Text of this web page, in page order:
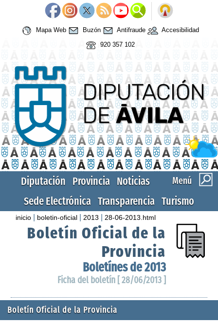
Mapa Web Buzón Antifraude
Accesibilidad
920 357 102
Menú
Diputación Provincia Noticias
Sede Electrónica Transparencia Turismo
inicio boletin-oficial 2013 28-06-2013.html
Boletín Oficial de la
Provincia
Boletínes de 2013
Ficha del boletín [ 28/06/2013 ]
Boletín Oficial de la Provincia